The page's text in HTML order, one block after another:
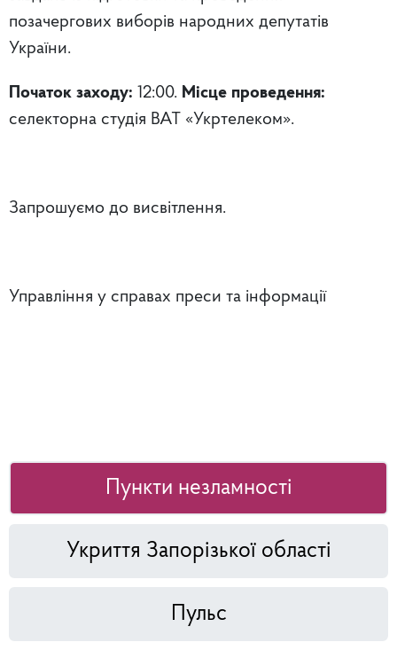
позачергових виборів народних депутатів
України.
Початок заходу: 12:00. Місце проведення:
селекторна студія ВАТ «Укртелеком».
Запрошуємо до висвітлення.
Управління у справах преси та інформації
Пункти незламності
Укриття Запорізької області
Пульс